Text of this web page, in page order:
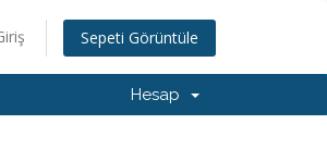
Sepeti Görüntüle
Hesap